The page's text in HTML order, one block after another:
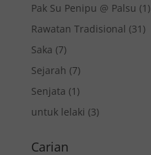
Pak Su Penipu @ Palsu (1)
Rawatan Tradisional (31)
Saka (7)
Sejarah (7)
Senjata (1)
untuk lelaki (3)
Carian